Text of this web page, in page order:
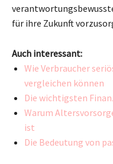
für ihre Zukunft
Auch interessant:
Wie Verbraucher
vergleichen können
Die wichtigsten
Warum
ist
Die Bedeutung von